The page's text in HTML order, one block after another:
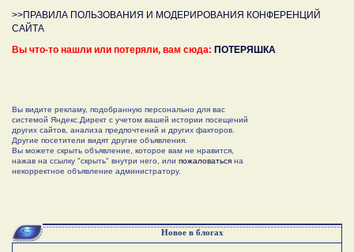
>>ПРАВИЛА ПОЛЬЗОВАНИЯ И МОДЕРИРОВАНИЯ КОНФЕРЕНЦИЙ
САЙТА
Вы что-то нашли или потеряли, вам сюда: ПОТЕРЯШКА
Вы видите рекламу, подобранную персонально для вас
системой Яндекс.Директ с учетом вашей истории посещений
других сайтов, анализа предпочтений и других факторов.
Другие посетители видят другие объявления.
Вы можете скрыть объявление, которое вам не нравится,
нажав на ссылку "скрыть" внутри него, или пожаловаться на
некорректное объявление администратору.
Новое в блогах